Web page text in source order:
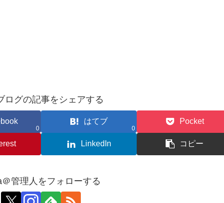
ログの記事をシェアする
0
はてブ
0
Pocket
LinkedIn コピー
＠管理人をフォローする